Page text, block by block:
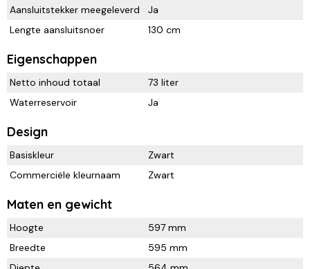
Aansluitstekker meegeleverd
Ja
Lengte aansluitsnoer
130 cm
Eigenschappen
Netto inhoud totaal
73 liter
Waterreservoir
Ja
Design
Basiskleur
Zwart
Commerciële kleurnaam
Zwart
Maten en gewicht
Hoogte
597 mm
Breedte
595 mm